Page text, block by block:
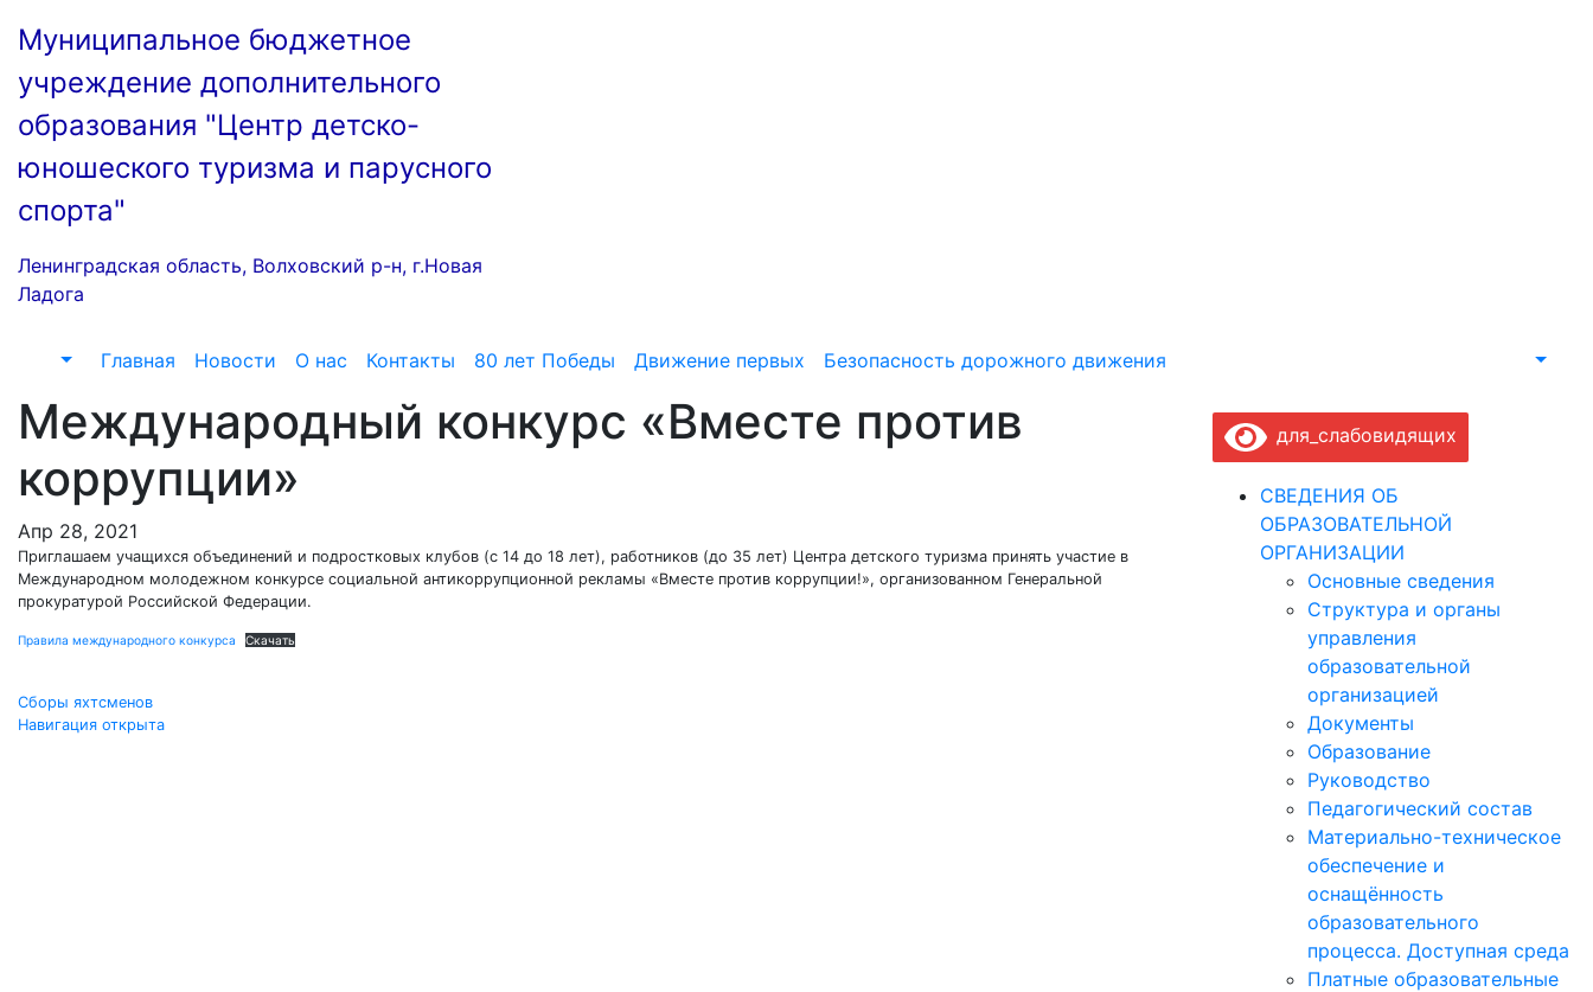
содержимому
Муниципальное бюджетное
учреждение дополнительного
образования "Центр детско-
юношеского туризма и парусного
спорта"
Ленинградская область, Волховский р-н, г.Новая
Ладога
Главная Новости О нас Контакты 80 лет Победы Движение первых Безопасность дорожного движения
Международный конкурс «Вместе против
коррупции»
Апр 28, 2021
Приглашаем учащихся объединений и подростковых клубов (с 14 до 18 лет), работников (до 35 лет) Центра детского туризма принять участие в
Международном молодежном конкурсе социальной антикоррупционной рекламы «Вместе против коррупции!», организованном Генеральной
прокуратурой Российской Федерации.
Правила международного конкурса Скачать
Навигация
Сборы яхтсменов
Навигация открыта
для_слабовидящих
СВЕДЕНИЯ ОБ
ОБРАЗОВАТЕЛЬНОЙ
ОРГАНИЗАЦИИ
Основные сведения
Структура и органы
управления
образовательной
организацией
Документы
Образование
Руководство
Педагогический состав
Материально-техническое
обеспечение и
оснащённость
образовательного
процесса. Доступная среда
Платные образовательные